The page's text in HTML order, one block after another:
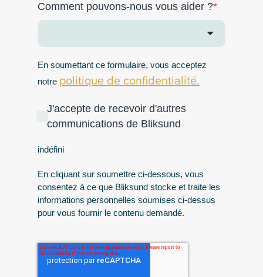
Comment pouvons-nous vous aider ?*
En soumettant ce formulaire, vous acceptez
notre politique de confidentialité.
J'accepte de recevoir d'autres
communications de Bliksund
indéfini
En cliquant sur soumettre ci-dessous, vous
consentez à ce que Bliksund stocke et traite les
informations personnelles soumises ci-dessus
pour vous fournir le contenu demandé.